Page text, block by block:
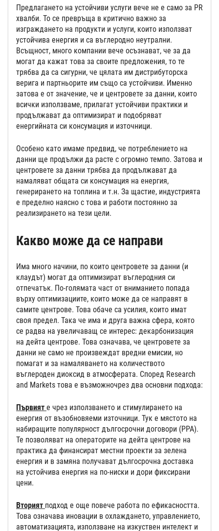
Предлагането на устойчиви услуги вече не е само за PR
хвалби. То се превръща в критично важно за
изграждането на продукти и услуги, които използват
устойчива енергия и са въглеродно неутрални.
Всъщност, много компании вече осъзнават, че за да
могат да кажат това за своите предложения, то те
трябва да са сигурни, че цялата им дистрибуторска
верига и партньорите им също са устойчиви. Именно
затова е от значение, че и центровете за данни, които
всички използваме, прилагат устойчиви практики и
продължават да оптимизират и подобряват
енергийната си консумация и източници.
Особено като имаме предвид, че потреблението на
данни ще продължи да расте с огромно темпо. Затова и
центровете за данни трябва да продължават да
намаляват общата си консумация на енергия,
генерирането на топлина и т.н. За щастие, индустрията
е пределно наясно с това и работи постоянно за
реализирането на тези цели.
Какво може да се направи
Има много начини, по които центровете за данни (и
клаудът) могат да оптимизират въглеродния си
отпечатък. По-голямата част от вниманието попада
върху оптимизациите, които може да се направят в
самите центрове. Това обаче са усилия, които имат
своя предел. Така че има и друга важна сфера, която
се радва на увеличаващ се интерес: декарбонизация
на дейта центрове. Това означава, че центровете за
данни не само не произвеждат вредни емисии, но
помагат и за намаляването на количеството
въглероден диоксид в атмосферата. Според Research
and Markets това е възможночрез два основни подхода:
Първият е чрез използването и стимулирането на
енергия от възобновяеми източници. Тук е мястото на
набиращите популярност дългосрочни договори (PPA).
Те позволяват на операторите на дейта центрове на
практика да финансират местни проекти за зелена
енергия и в замяна получават дългосрочна доставка
на устойчива енергия на по-ниски и дори фиксирани
цени.
Вторият подход е още повече работа по ефикасността.
Това означава иновации в охлаждането, управлението,
автоматизацията, използване на изкуствен интелект и